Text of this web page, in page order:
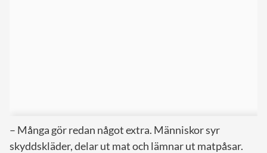
– Många gör redan något extra. Människor syr
skyddskläder, delar ut mat och lämnar ut matpåsar.